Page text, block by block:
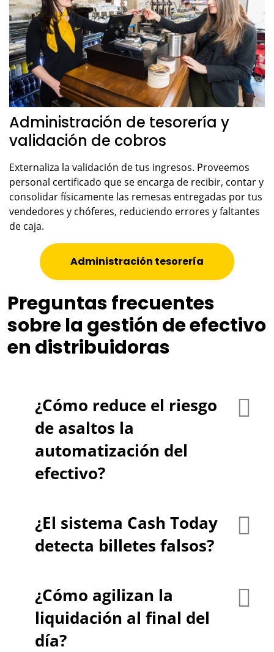
Administración de tesorería y
validación de cobros
Externaliza la validación de tus ingresos. Proveemos
personal certificado que se encarga de recibir, contar y
consolidar físicamente las remesas entregadas por tus
vendedores y chóferes, reduciendo errores y faltantes
de caja.
Administración tesorería
Preguntas frecuentes
sobre la gestión de efectivo
en distribuidoras
¿Cómo reduce el riesgo
de asaltos la
automatización del
efectivo?
¿El sistema Cash Today
detecta billetes falsos?
¿Cómo agilizan la
liquidación al final del
día?